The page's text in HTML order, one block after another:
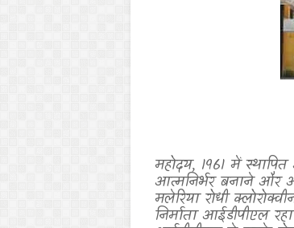
महोदय, 1961 में
आत्मनिर्भर बनाने और
मलेरिया रोधी
निर्माता आईडीपीएल